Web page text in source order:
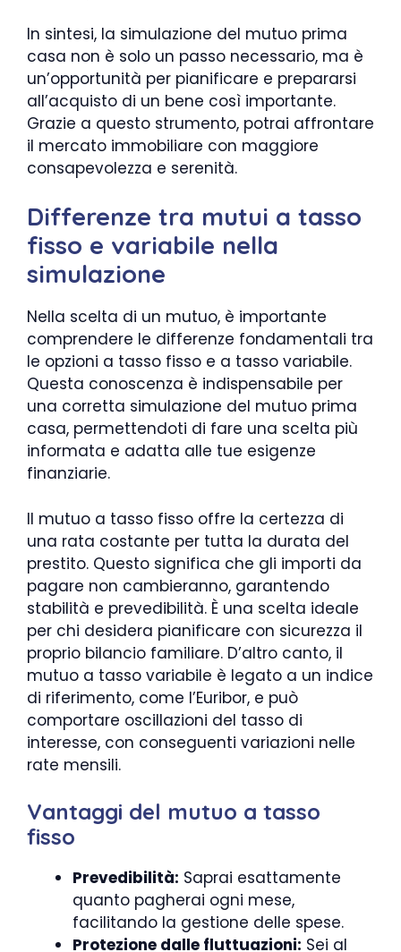
In sintesi, la simulazione del mutuo prima
casa non è solo un passo necessario, ma è
un’opportunità per pianificare e prepararsi
all’acquisto di un bene così importante.
Grazie a questo strumento, potrai affrontare
il mercato immobiliare con maggiore
consapevolezza e serenità.
Differenze tra mutui a tasso
fisso e variabile nella
simulazione
Nella scelta di un mutuo, è importante
comprendere le differenze fondamentali tra
le opzioni a tasso fisso e a tasso variabile.
Questa conoscenza è indispensabile per
una corretta simulazione del mutuo prima
casa, permettendoti di fare una scelta più
informata e adatta alle tue esigenze
finanziarie.
Il mutuo a tasso fisso offre la certezza di
una rata costante per tutta la durata del
prestito. Questo significa che gli importi da
pagare non cambieranno, garantendo
stabilità e prevedibilità. È una scelta ideale
per chi desidera pianificare con sicurezza il
proprio bilancio familiare. D’altro canto, il
mutuo a tasso variabile è legato a un indice
di riferimento, come l’Euribor, e può
comportare oscillazioni del tasso di
interesse, con conseguenti variazioni nelle
rate mensili.
Vantaggi del mutuo a tasso
fisso
Prevedibilità: Saprai esattamente
quanto pagherai ogni mese,
facilitando la gestione delle spese.
Protezione dalle fluttuazioni: Sei al